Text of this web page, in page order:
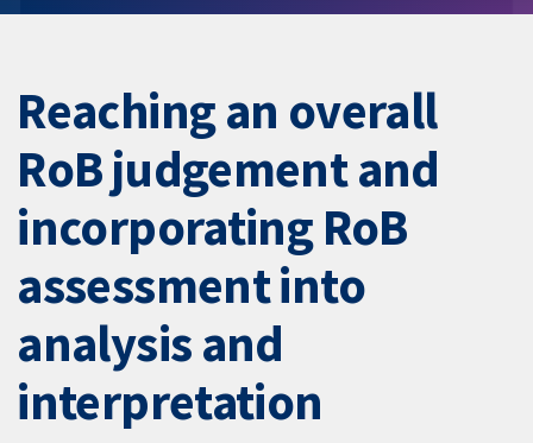
Reaching an overall
RoB judgement and
incorporating RoB
assessment into
analysis and
interpretation